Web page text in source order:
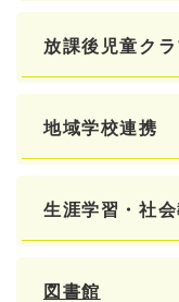
放課後児童ク
地域学校連携
生涯学習・社
図書館